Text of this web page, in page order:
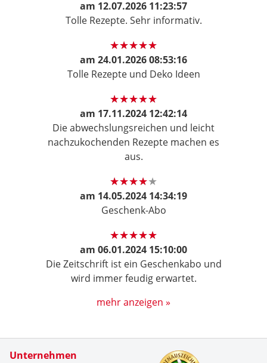
am 12.07.2026 11:23:57
Tolle Rezepte. Sehr informativ.
am 24.01.2026 08:53:16
Tolle Rezepte und Deko Ideen
am 17.11.2024 12:42:14
Die abwechslungsreichen und leicht
nachzukochenden Rezepte machen es
aus.
am 14.05.2024 14:34:19
Geschenk-Abo
am 06.01.2024 15:10:00
Die Zeitschrift ist ein Geschenkabo und
wird immer feudig erwartet.
mehr anzeigen »
Unternehmen
Zertifikate